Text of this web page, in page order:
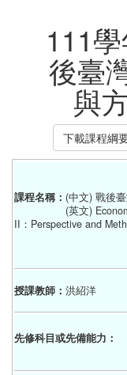
111
後臺
與
下載課程綱
課程名稱： (中文) 戰後
(英文)
II：Perspective and
授課教師： 洪紹洋
先修科目或先備能力：